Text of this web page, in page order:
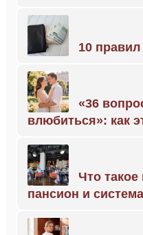
10
«36
влюбиться»: как
Что
пансион и